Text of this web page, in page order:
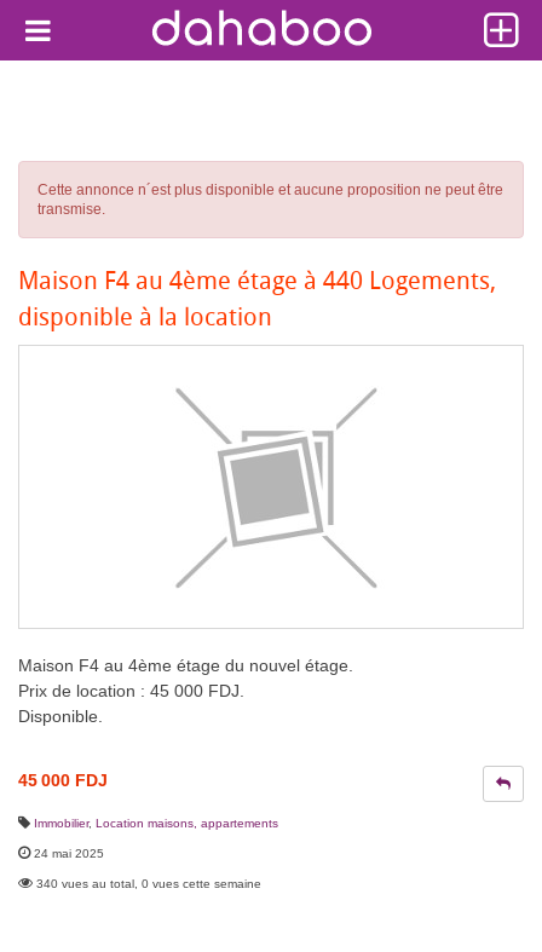
Cette annonce n´est plus disponible et aucune proposition ne peut être
transmise.
Maison F4 au 4ème étage à 440 Logements,
disponible à la location
Maison F4 au 4ème étage du nouvel étage.
Prix de location : 45 000 FDJ.
Disponible.
45 000 FDJ
Immobilier, Location maisons, appartements
24 mai 2025
340 vues au total, 0 vues cette semaine